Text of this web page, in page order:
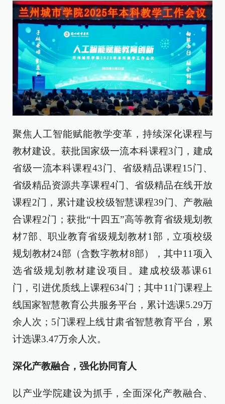
聚焦人工智能赋能教学变革，持续深化课程与
教材建设。获批国家级一流本科课程3门，建成
省级一流本科课程43门、省级精品课程15门、
省级精品资源共享课程4门、省级精品在线开放
课程2门，累计建设校级智慧课程39门、产教融
合课程2门；获批“十四五”高等教育省级规划教
材7部、职业教育省级规划教材1部，立项校级
规划教材24部（含数字教材8部），其中11项入
选省级规划教材建设项目。建成校级慕课61
门，引进优质线上课程634门；其中11门课程上
线国家智慧教育公共服务平台，累计选课5.29万
余人次；5门课程上线甘肃省智慧教育平台，累
计选课3.47万余人次。
深化产教融合，强化协同育人
以产业学院建设为抓手，全面深化产教融合、